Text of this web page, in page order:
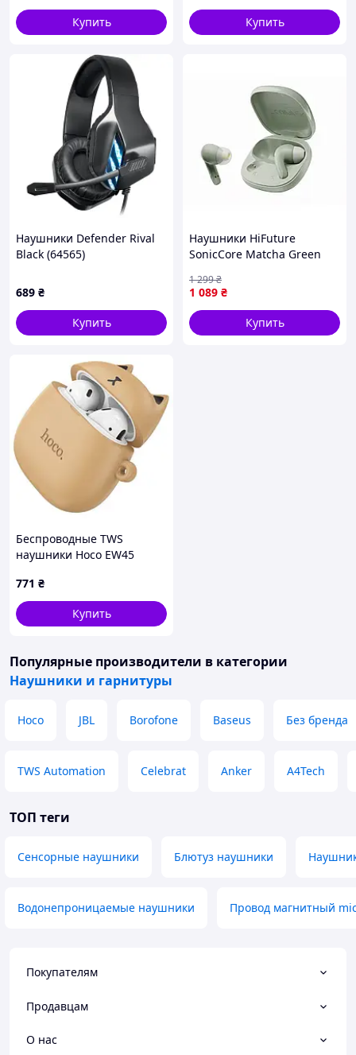
Купить
Купить
Наушники Defender Rival
Black (64565)
689 ₴
Купить
Наушники HiFuture
SonicCore Matcha Green
1 089 ₴
1 299₴
Купить
Беспроводные TWS
наушники Hoco EW45
771 ₴
Купить
Популярные производители в категории
Наушники и гарнитуры
Hoco JBL Borofone Baseus Без бренда
TWS Automation Celebrat Anker A4Tech
ТОП теги
Сенсорные наушники Блютуз наушники
Водонепроницаемые наушники Провод магнитный
Покупателям
Продавцам
О нас